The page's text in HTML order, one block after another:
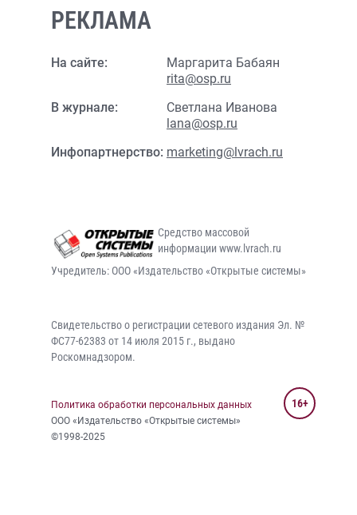
РЕКЛАМА
На сайте:
Маргарита Бабаян
rita@osp.ru
В журнале:
Светлана Иванова
lana@osp.ru
Инфопартнерство: marketing@lvrach.ru
Средство массовой
информации www.lvrach.ru
Учредитель: ООО «Издательство «Открытые системы»
Свидетельство о регистрации сетевого издания Эл. №
ФС77-62383 от 14 июля 2015 г., выдано
Роскомнадзором.
Политика обработки персональных данных
ООО «Издательство «Открытые системы»
©1998-2025
16+